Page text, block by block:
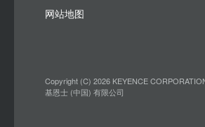
网站地图
Copyright (C) 2026 KEYENCE
基恩士 (中国) 有限公司